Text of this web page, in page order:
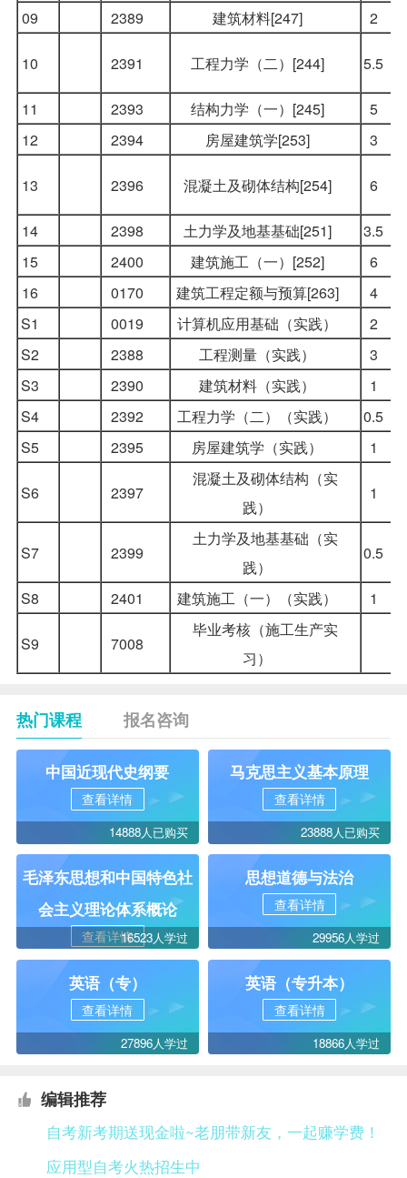
09 2389 建筑材料[247] 2
10 2391 工程力学（二）[244] 5.5
11 2393 结构力学（一）[245]
5
12
2394 房屋建筑学[253] 3
13 2396 混凝土及砌体结构[254] 6
14 2398 土力学及地基基础[251]
3.5
15
2400 建筑施工（一）[252]
6
16
0170 建筑工程定额与预算[263]
4
S1
0019 计算机应用基础（实践）
2
S2
2388 工程测量（实践）
3
S3
2390 建筑材料（实践）
1
S4
2392 工程力学（二）（实践）
0.5
S5
2395 房屋建筑学（实践） 1
S6 2397
混凝土及砌体结构（实
践）
1
S7 2399
土力学及地基基础（实
践）
0.5
S8 2401 建筑施工（一）（实践） 1
S9 7008
毕业考核（施工生产实
习）
热门课程 报名咨询
中国近现代史纲要
查看详情
14888人已购买
马克思主义基本原理
查看详情
23888人已购买
毛泽东思想和中国特色社
会主义理论体系概论
查看详情16523人学过
思想道德与法治
查看详情
29956人学过
英语（专）
查看详情
27896人学过
英语（专升本）
查看详情
18866人学过
编辑推荐
自考新考期送现金啦~老朋带新友，一起赚学费！
应用型自考火热招生中